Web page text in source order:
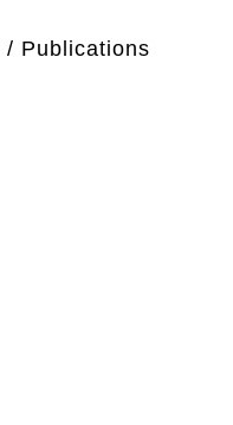
/ Publications